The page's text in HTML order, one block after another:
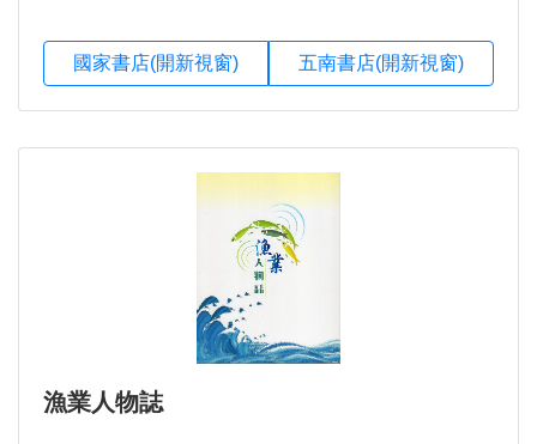
國家書店(開新視窗) 五南書店(開新視窗)
漁業人物誌